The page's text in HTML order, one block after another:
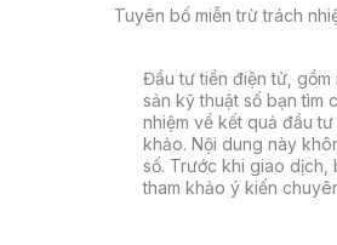
Tuyên bố miễn trừ trách
Đầu tư tiền điện tử, gồm
sản kỹ thuật số bạn tìm
nhiệm về kết quả đầu
khảo. Nội dung này
số. Trước khi giao dịch,
tham khảo ý kiến